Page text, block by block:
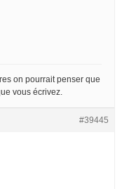
on pourrait penser que
vous écrivez.
#39445